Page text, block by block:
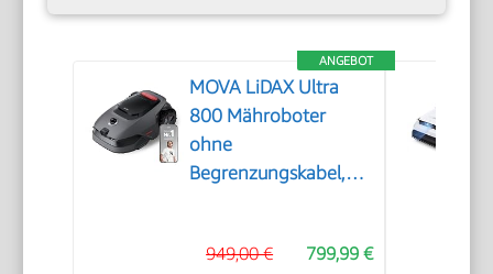
ANGEBOT
MOVA LiDAX Ultra
800 Mähroboter
ohne
Begrenzungskabel,
799,99 €
949,00 €